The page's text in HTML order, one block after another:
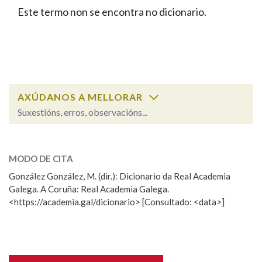
FIGURAS HOMENAXEADAS
PORTAL DAS PALABRAS
Facebook
TwitterYoutubeInstagram
Bluesky
BUSCAR NOS LEMAS
Remata por
BUSCAR NO CONTIDO
Nas definicións
Este termo non se encontra no dicionario.
AXÚDANOS A MELLORAR
Suxestións, erros, observacións...
Observación
Nome
MODO DE CITA
González González, M. (dir.): Dicionario da Real Academia
Galega. A Coruña: Real Academia Galega.
<https://academia.gal/dicionario> [Consultado: <data>]